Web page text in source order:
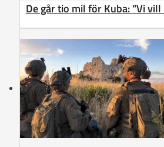
De går tio mil för Kuba: ”Vi